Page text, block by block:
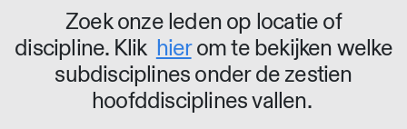
Zoek onze leden op locatie of
discipline. Klik hierom te bekijken welke
subdisciplines onder de zestien
hoofddisciplines vallen.